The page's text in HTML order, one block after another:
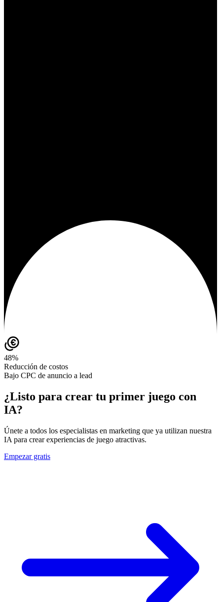
48%
Reducción de costos
Bajo CPC de anuncio a lead
¿Listo para crear tu primer juego con
IA?
Únete a todos los especialistas en marketing que ya utilizan nuestra
IA para crear experiencias de juego atractivas.
Empezar gratis